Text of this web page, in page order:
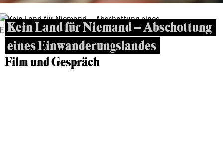
Kein Land für Niemand – Abschottung
eines Einwanderungslandes
Film und Gespräch